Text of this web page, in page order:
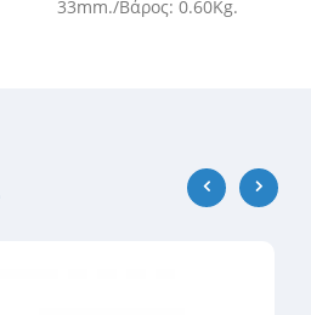
33mm./Βάρος: 0.60Kg.